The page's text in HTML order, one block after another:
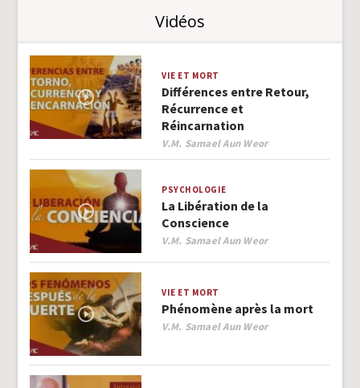
Vidéos
VIE ET MORT
Différences entre Retour,
Récurrence et
Réincarnation
Author
V.M. Samael Aun Weor
PSYCHOLOGIE
La Libération de la
Conscience
Author
V.M. Samael Aun Weor
VIE ET MORT
Phénomène après la mort
Author
V.M. Samael Aun Weor